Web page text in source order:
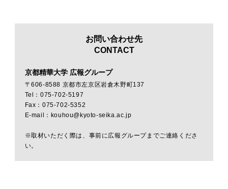
お問い合わせ先
CONTACT
京都精華大学 広報グループ
〒606-8588 京都市左京区岩倉木野町137
Tel：075-702-5197
Fax：075-702-5352
E-mail：kouhou@kyoto-seika.ac.jp
※取材いただく際は、事前に広報グループまでご連絡くださ
い。